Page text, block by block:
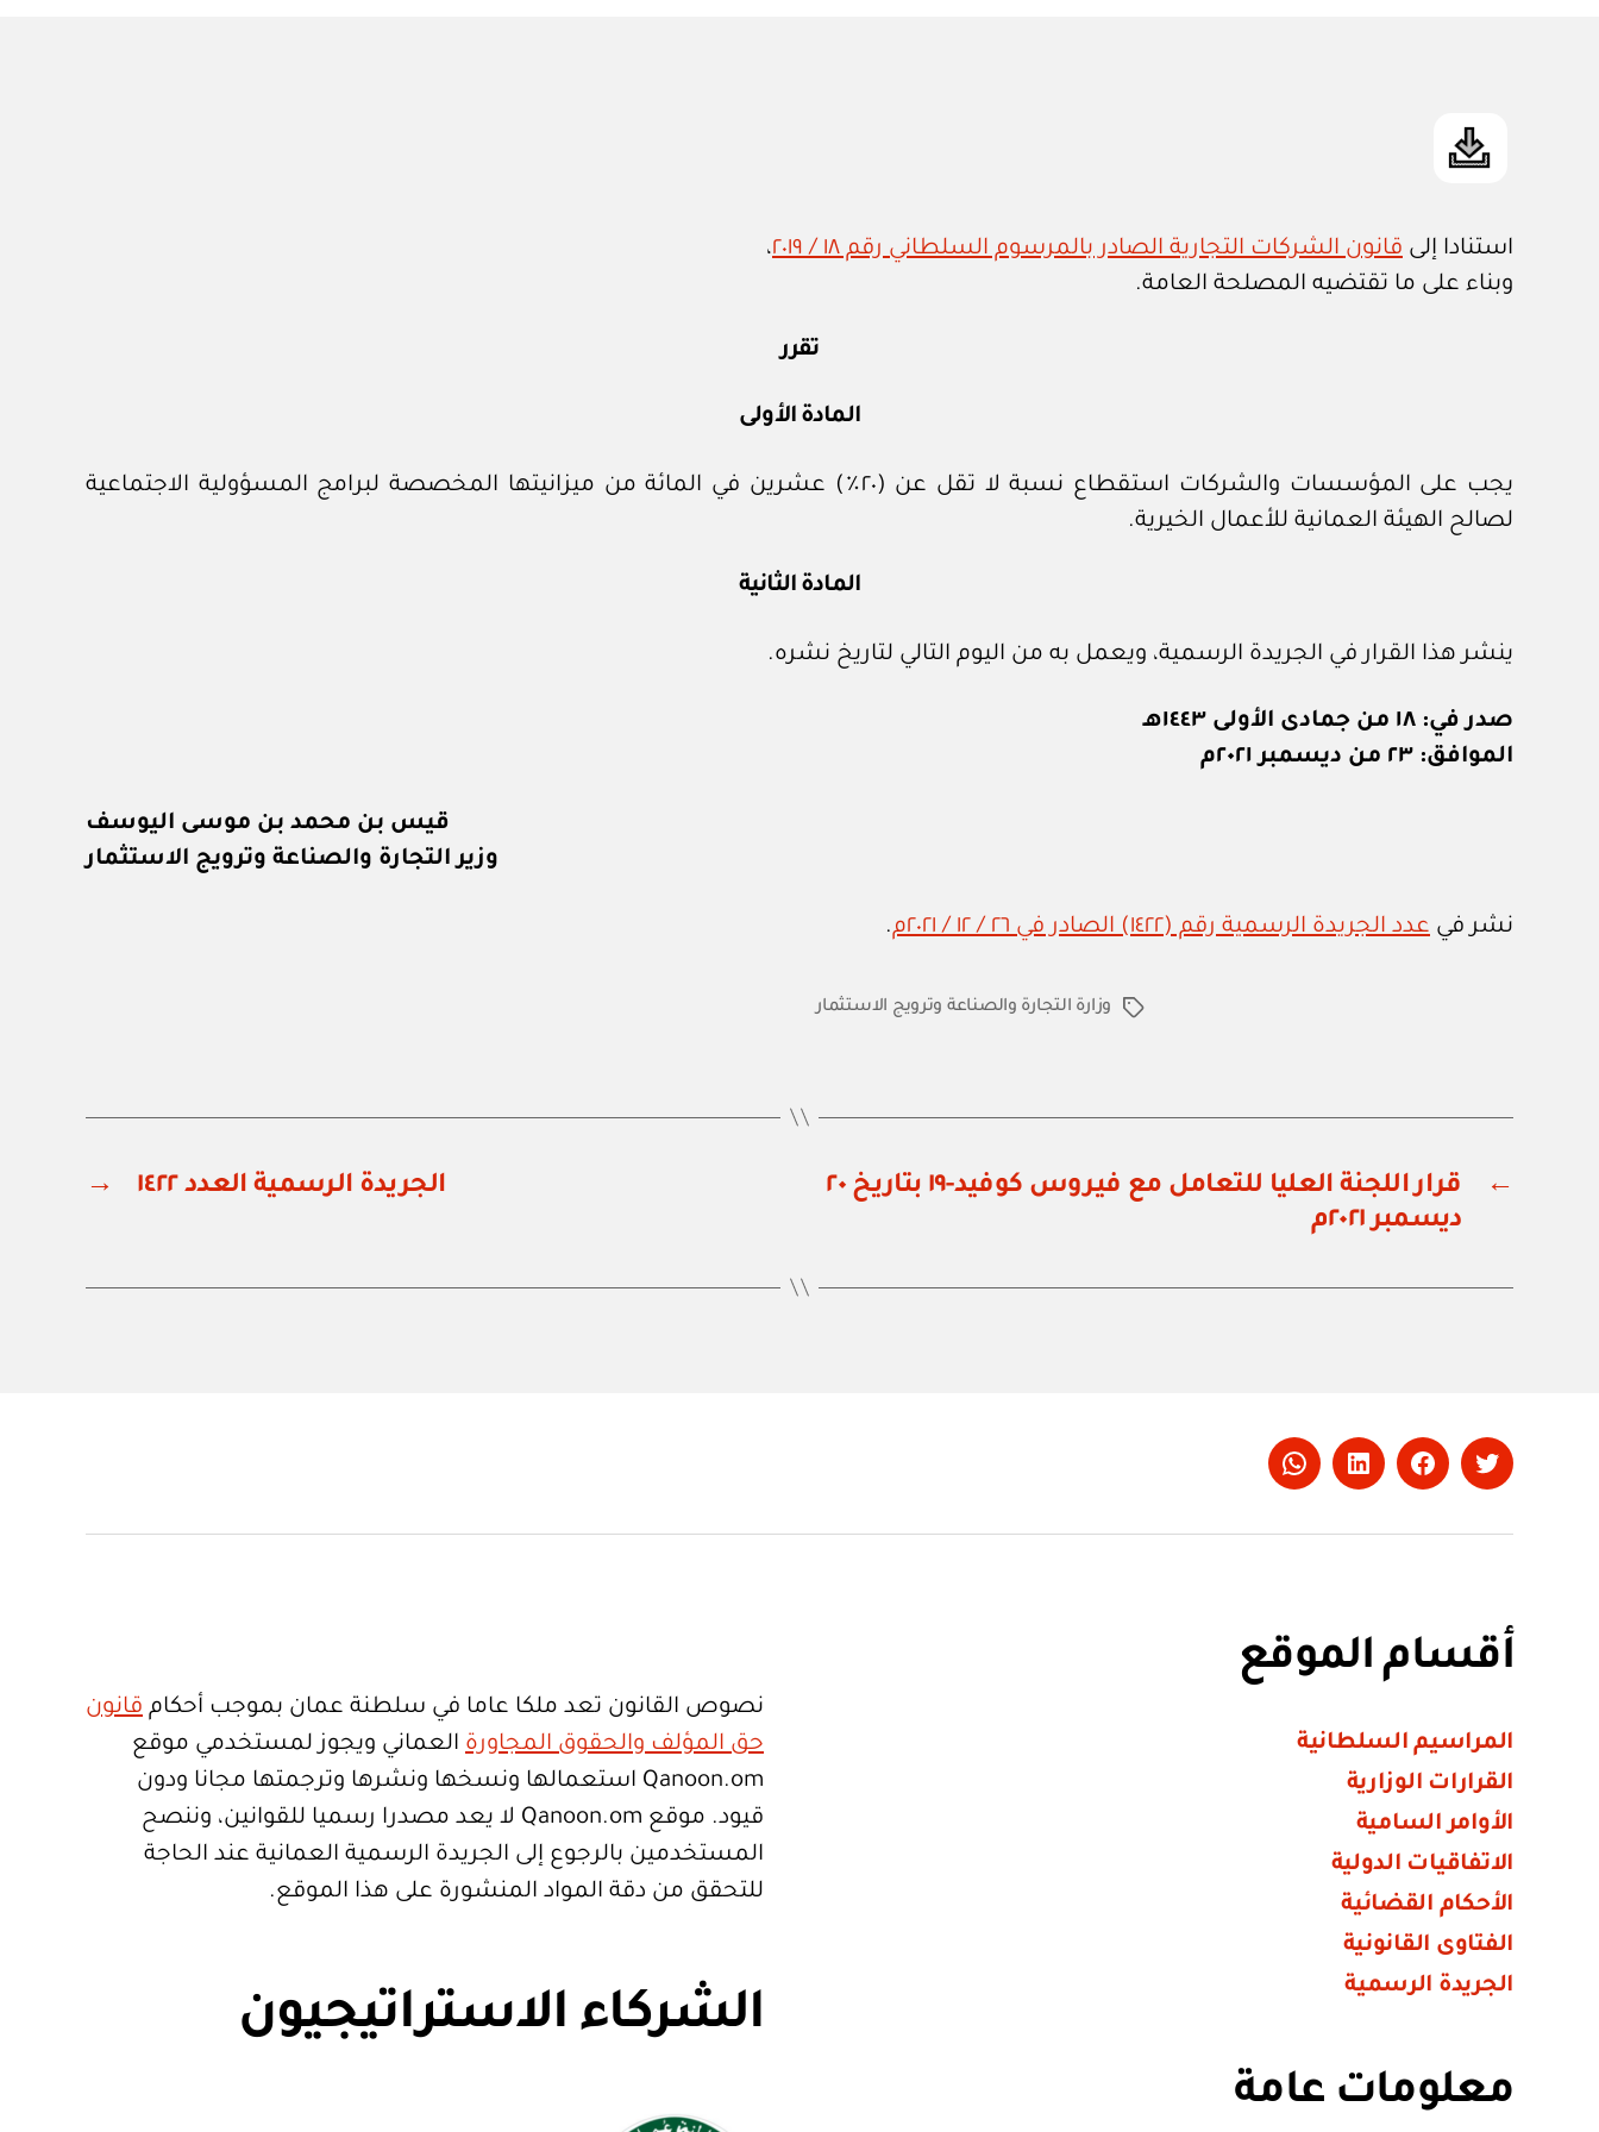
استنادا إلى قانون الشركات التجارية الصادر بالمرسوم السلطاني رقم ١٨ / ٢٠١٩
،
وبناء على ما تقتضيه المصلحة العامة.
تقرر
المادة الأولى
يجب على المؤسسات والشركات استقطاع نسبة لا تقل عن (٢٠٪) عشرين في المائة من ميزانيتها المخصصة لبرامج المسؤولية الاجتماعية
لصالح الهيئة العمانية للأعمال الخيرية.
المادة الثانية
ينشر هذا القرار في الجريدة الرسمية، ويعمل به من اليوم التالي لتاريخ نشره.
صدر في: ١٨ من جمادى الأولى ١٤٤٣هـ
الموافق: ٢٣ من ديسمبر ٢٠٢١م
قيس بن محمد بن موسى اليوسف
وزير التجارة والصناعة وترويج الاستثمار
نشر في عدد الجريدة الرسمية رقم (١٤٢٢) الصادر في ٢٦ / ١٢ / ٢٠٢١م .
الوسوموزارة التجارة والصناعة وترويج الاستثمار
←
قرار اللجنة العليا للتعامل مع فيروس كوفيد-١٩ بتاريخ ٢٠
ديسمبر ٢٠٢١م
→ الجريدة الرسمية العدد ١٤٢٢
Twitter
Facebook
LinkedIn
Whatsapp
أقسام الموقع
المراسيم السلطانية
القرارات الوزارية
الأوامر السامية
الاتفاقيات الدولية
الأحكام القضائية
الفتاوى القانونية
الجريدة الرسمية
معلومات عامة
نصوص القانون تعد ملكا عاما في سلطنة عمان بموجب أحكام قانون
حق المؤلف والحقوق المجاورة العماني ويجوز لمستخدمي موقع
Qanoon.om استعمالها ونسخها ونشرها وترجمتها مجانا ودون
قيود. موقع Qanoon.om لا يعد مصدرا رسميا للقوانين، وننصح
المستخدمين بالرجوع إلى الجريدة الرسمية العمانية عند الحاجة
للتحقق من دقة المواد المنشورة على هذا الموقع.
الشركاء الاستراتيجيون